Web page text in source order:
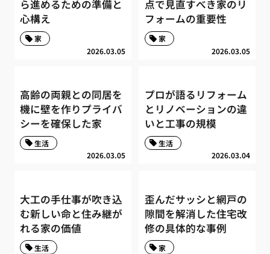
ら進めるための準備と
心構え
2026.03.05
家
点で見直すべき家のリ
フォームの重要性
2026.03.05
家
高齢の両親との同居を
機に壁を作りプライバ
シーを確保した家
2026.03.05
生活
プロが語るリフォーム
とリノベーションの違
いと工事の規模
2026.03.04
生活
大工の手仕事が吹き込
む新しい命と住み継が
れる家の価値
生活
歪んだサッシと網戸の
隙間を解消した住宅改
修の具体的な事例
家